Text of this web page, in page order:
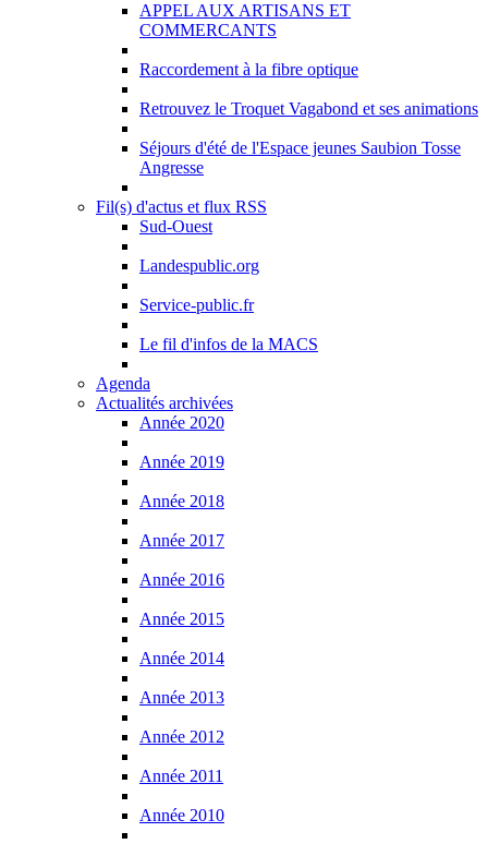
APPEL AUX ARTISANS ET
COMMERCANTS
Raccordement à la fibre optique
Retrouvez le Troquet Vagabond et ses animations
Séjours d'été de l'Espace jeunes Saubion Tosse
Angresse
Fil(s) d'actus et flux RSS
Sud-Ouest
Landespublic.org
Service-public.fr
Le fil d'infos de la MACS
Agenda
Actualités archivées
Année 2020
Année 2019
Année 2018
Année 2017
Année 2016
Année 2015
Année 2014
Année 2013
Année 2012
Année 2011
Année 2010